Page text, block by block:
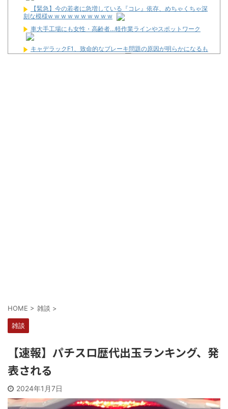
【緊急】今の若者に急増している『コレ』依存、めちゃくちゃ深
刻な模様w w w w w w w w w w
車大手工場にも女性・高齢者…軽作業ラインやスポットワーク
キャデラックF1、致命的なブレーキ問題の原因が明らかになるも
解決には至っておらずめども立たず
HOME > 雑談 >
雑談
【速報】パチスロ歴代出玉ランキング、発
表される
2024年1月7日